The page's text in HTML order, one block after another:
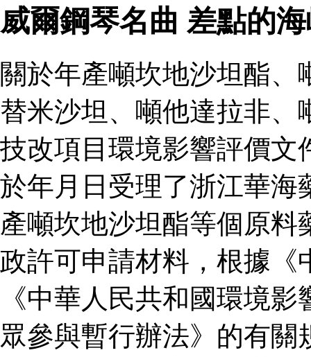
威爾鋼琴名曲 差點的
關於年產噸坎地沙坦酯
替米沙坦、噸他達拉非
技改項目環境影響評價文
於年月日受理了浙江華海
產噸坎地沙坦酯等個原
政許可申請材料，根據《
《中華人民共和國環境
眾參與暫行辦法》的有